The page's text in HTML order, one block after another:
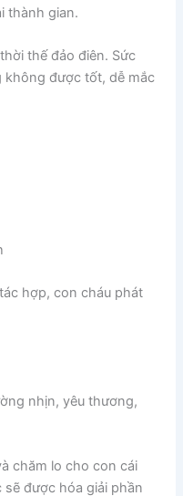
thành gian.
thế đảo điên. Sức
không được tốt, dễ mắc
hợp, con cháu phát
nhịn, yêu thương,
chăm lo cho con cái
được hóa giải phần